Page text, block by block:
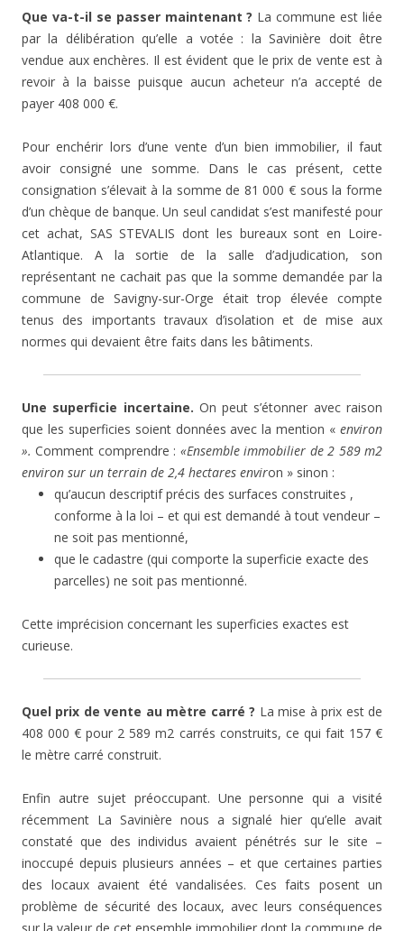
Que va-t-il se passer maintenant ? La commune est liée
par la délibération qu’elle a votée : la Savinière doit être
vendue aux enchères. Il est évident que le prix de vente est à
revoir à la baisse puisque aucun acheteur n’a accepté de
payer 408 000 €.
Pour enchérir lors d’une vente d’un bien immobilier, il faut
avoir consigné une somme. Dans le cas présent, cette
consignation s’élevait à la somme de 81 000 € sous la forme
d’un chèque de banque. Un seul candidat s’est manifesté pour
cet achat, SAS STEVALIS dont les bureaux sont en Loire-
Atlantique. A la sortie de la salle d’adjudication, son
représentant ne cachait pas que la somme demandée par la
commune de Savigny-sur-Orge était trop élevée compte
tenus des importants travaux d’isolation et de mise aux
normes qui devaient être faits dans les bâtiments.
Une superficie incertaine. On peut s’étonner avec raison
que les superficies soient données avec la mention « environ
».Comment comprendre : «Ensemble immobilier de 2 589 m2
environ sur un terrain de 2,4 hectares environ » sinon :
qu’aucun descriptif précis des surfaces construites ,
conforme à la loi – et qui est demandé à tout vendeur –
ne soit pas mentionné,
que le cadastre (qui comporte la superficie exacte des
parcelles) ne soit pas mentionné.
Cette imprécision concernant les superficies exactes est
curieuse.
Quel prix de vente au mètre carré ? La mise à prix est de
408 000 € pour 2 589 m2 carrés construits, ce qui fait 157 €
le mètre carré construit.
Enfin autre sujet préoccupant. Une personne qui a visité
récemment La Savinière nous a signalé hier qu’elle avait
constaté que des individus avaient pénétrés sur le site –
inoccupé depuis plusieurs années – et que certaines parties
des locaux avaient été vandalisées. Ces faits posent un
problème de sécurité des locaux, avec leurs conséquences